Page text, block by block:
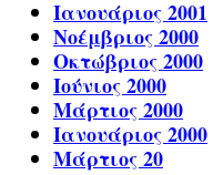
Ιανουάριος 2001
Νοέμβριος 2000
Οκτώβριος 2000
Ιούνιος 2000
Μάρτιος 2000
Ιανουάριος 2000
Μάρτιος 20